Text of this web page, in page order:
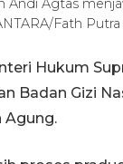
Andi Agtas
Fath
Hukum
Badan Gizi
Agung.